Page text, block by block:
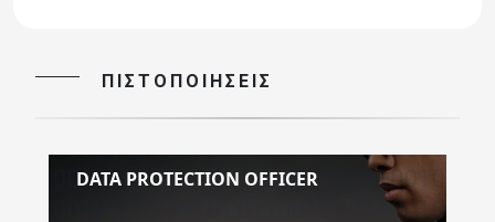
ΠΙΣΤΟΠΟΙΉΣΕΙΣ
DATA PROTECTION OFFICER